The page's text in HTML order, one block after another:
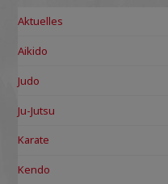
Aktuelles
Aikido
Judo
Ju-Jutsu
Karate
Kendo